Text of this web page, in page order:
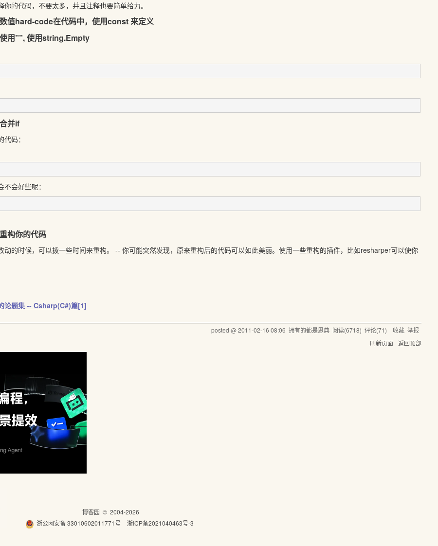
你的代码，不要太多，并且注释也要简单给力。
值hard-code在代码中，使用const 来定义
用””, 使用string.Empty
并if
码：
会好些呢：
构你的代码
动的时候，可以拨一些时间来重构。 -- 你可能突然发现，原来重构后的代码可以如此美丽。使用一些重构的插件，比如resharper可以使你
论题集 -- Csharp(C#)篇[1]
posted @2011-02-16 08:06 拥有的都是恩典 阅读(6718) 评论(71) 收藏 举报
刷新页面
返回顶部
博客园 © 2004-2026
浙公网安备 33010602011771号
浙ICP备2021040463号-3